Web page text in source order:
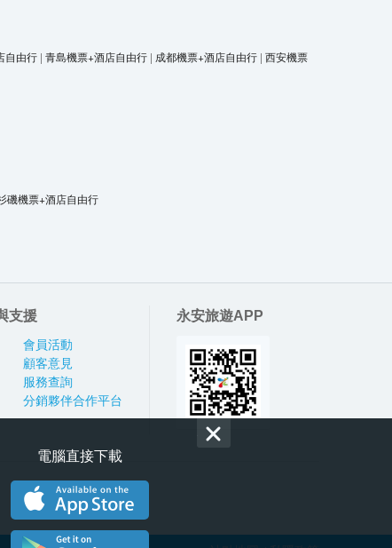
自由行 | 青島機票+酒店自由行 | 成都機票+酒店自由行 | 西安機票
磯機票+酒店自由行
支援
會員活動
顧客意見
服務查詢
分銷夥伴合作平台
永安旅遊APP
電腦直接下載